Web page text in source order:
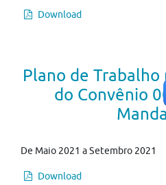
Download
Plano de Trabalho
do Convênio
De Maio 2021 a Setembro 2021
Download